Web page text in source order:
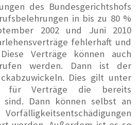
des Bundesgerichtshofs
in bis zu 80 %
2002 und Juni 2010
fehlerhaft und
Verträge können auch
werden. Dann ist der
Dies gilt unter
für Verträge die bereits
Dann können selbst an